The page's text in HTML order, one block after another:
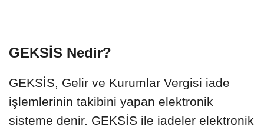
GEKSİS Nedir?
GEKSİS, Gelir ve Kurumlar Vergisi iade
işlemlerinin takibini yapan elektronik
sisteme denir. GEKSİS ile iadeler elektronik